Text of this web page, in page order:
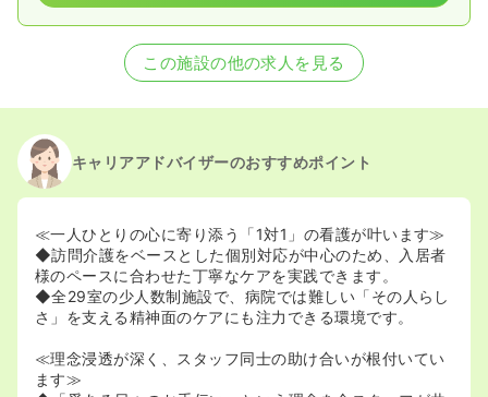
この施設の他の求人を見る
キャリアアドバイザーのおすすめポイント
≪一人ひとりの心に寄り添う「1対1」の看護が叶います≫
◆訪問介護をベースとした個別対応が中心のため、入居者
様のペースに合わせた丁寧なケアを実践できます。
◆全29室の少人数制施設で、病院では難しい「その人らし
さ」を支える精神面のケアにも注力できる環境です。
≪理念浸透が深く、スタッフ同士の助け合いが根付いてい
ます≫